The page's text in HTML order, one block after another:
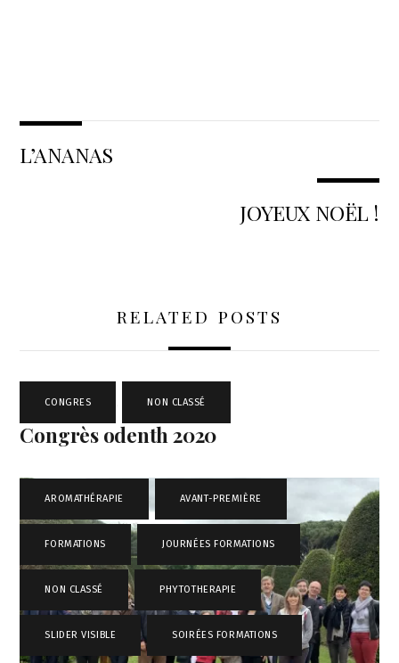
L’ANANAS
JOYEUX NOËL !
RELATED POSTS
CONGRES NON CLASSÉ
Congrès odenth 2020
AROMATHÉRAPIE AVANT-PREMIÈRE
FORMATIONS , JOURNÉES FORMATIONS ,
NON CLASSÉ , PHYTOTHERAPIE ,
SLIDER VISIBLE , SOIRÉES FORMATIONS